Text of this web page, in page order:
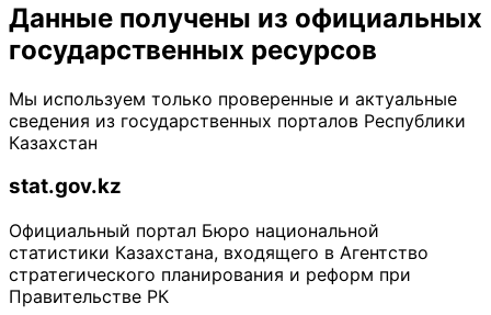
Данные получены из официальных
государственных ресурсов
Мы используем только проверенные и актуальные
сведения из государственных порталов Республики
Казахстан
stat.gov.kz
Oфициальный портал Бюро национальной
статистики Казахстана, входящего в Агентство
стратегического планирования и реформ при
Правительстве РК